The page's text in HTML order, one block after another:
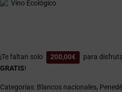
Vino Ecológico
¡Te faltan solo 200,00€ para
GRATIS!
Categorías: Blancos nacionales,